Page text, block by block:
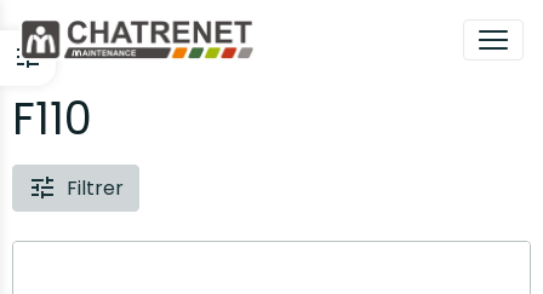
F110
Filtrer